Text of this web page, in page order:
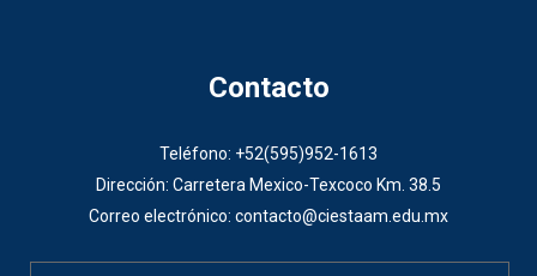
Contacto
Teléfono: +52(595)952-1613
Dirección: Carretera Mexico-Texcoco Km. 38.5
Correo electrónico: contacto@ciestaam.edu.mx